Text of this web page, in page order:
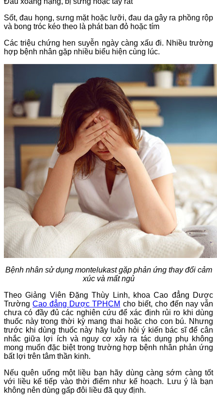
Sốt, đau họng, sưng mặt hoặc lưỡi, đau da gây ra phồng rộp
và bong tróc kéo theo là phát ban đỏ hoặc tím
Các triệu chứng hen suyễn ngày càng xấu đi. Nhiều trường
hợp bệnh nhân gặp nhiều biểu hiện cùng lúc.
Bệnh nhân sử dụng montelukast gặp phản ứng thay đổi cảm
xúc và mất ngủ
Theo Giảng Viên Đặng Thùy Linh, khoa Cao đẳng Dược
TrườngCao đẳng Dược TPHCM cho biết, cho đến nay vẫn
chưa có đầy đủ các nghiên cứu để xác định rủi ro khi dùng
thuốc này trong thời kỳ mang thai hoặc cho con bú. Nhưng
trước khi dùng thuốc này hãy luôn hỏi ý kiến bác sĩ để cân
nhắc giữa lợi ích và nguy cơ xảy ra tác dụng phụ không
mong muốn đặc biệt trong trường hợp bệnh nhân phản ứng
bất lợi trên tâm thần kinh.
Nếu quên uống một liều bạn hãy dùng càng sớm càng tốt
với liều kế tiếp vào thời điểm như kế hoạch. Lưu ý là bạn
không nên dùng gấp đôi liều đã quy định.